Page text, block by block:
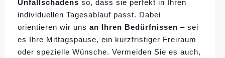
Unfallschadens so, dass sie perfekt in Ihren
individuellen Tagesablauf passt. Dabei
orientieren wir uns an Ihren Bedürfnissen – sei
es Ihre Mittagspause, ein kurzfristiger Freiraum
oder spezielle Wünsche. Vermeiden Sie es auch,